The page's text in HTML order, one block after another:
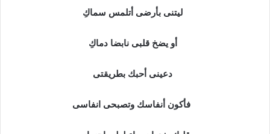
ليتنى بأرضى أتلمس سماكِ
أو يضخ قلبى نابضا دماكِ
دعينى أحبك بطريقتى
فأكون أنفاسك وتصبحى انفاسى